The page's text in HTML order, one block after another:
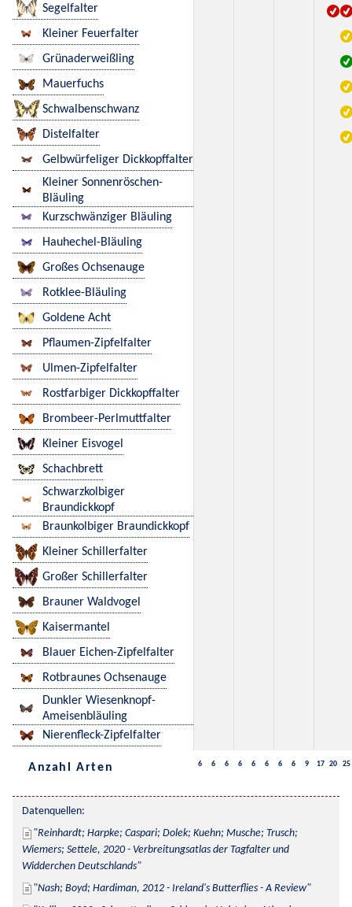
Segelfalter
Kleiner Feuerfalter
Grünaderweißling
Mauerfuchs
Schwalbenschwanz
Distelfalter
Gelbwürfeliger Dickkopffalter
Kleiner Sonnenröschen-
Bläuling
Kurzschwänziger Bläuling
Hauhechel-Bläuling
Großes Ochsenauge
Rotklee-Bläuling
Goldene Acht
Pflaumen-Zipfelfalter
Ulmen-Zipfelfalter
Rostfarbiger Dickkopffalter
Brombeer-Perlmuttfalter
Kleiner Eisvogel
Schachbrett
Schwarzkolbiger
Braundickkopf
Braunkolbiger Braundickkopf
Kleiner Schillerfalter
Großer Schillerfalter
Brauner Waldvogel
Kaisermantel
Blauer Eichen-Zipfelfalter
Rotbraunes Ochsenauge
Dunkler Wiesenknopf-
Ameisenbläuling
Nierenfleck-Zipfelfalter
Anzahl Arten 6 6 6 6 6 6 6 6 9 17 20 25
Datenquellen:
Reinhardt; Harpke; Caspari; Dolek; Kuehn; Musche; Trusch;
Wiemers; Settele, 2020 - Verbreitungsatlas der Tagfalter und
Widderchen Deutschlands
Nash; Boyd; Hardiman, 2012 - Ireland's Butterflies - A Review